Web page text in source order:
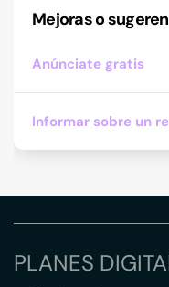
Mejoras o
Anúnciate gratis
Informar sobre un
PLANES